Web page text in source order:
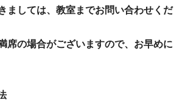
ましては、教室までお問い合わせくだ
席の場合がございますので、お早めに